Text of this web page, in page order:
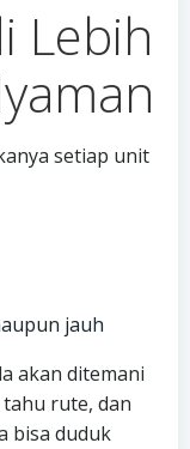
Lebih
setiap unit
jauh
akan ditemani
rute, dan
bisa duduk